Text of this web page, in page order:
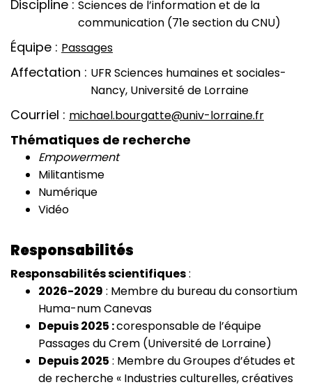
Discipline
Sciences de l’information et de la
communication (71e section du CNU)
Équipe Passages
Affectation
UFR Sciences humaines et sociales-
Nancy, Université de Lorraine
Courriel michael.bourgatte@univ-lorraine.fr
Thématiques de recherche
Empowerment
Militantisme
Numérique
Vidéo
Responsabilités
Responsabilités scientifiques:
2026-2029 : Membre du bureau du consortium
Huma-num Canevas
Depuis 2025 :coresponsable de l’équipe
Passages du Crem (Université de Lorraine)
Depuis 2025 : Membre du Groupes d’études et
de recherche « Industries culturelles, créatives